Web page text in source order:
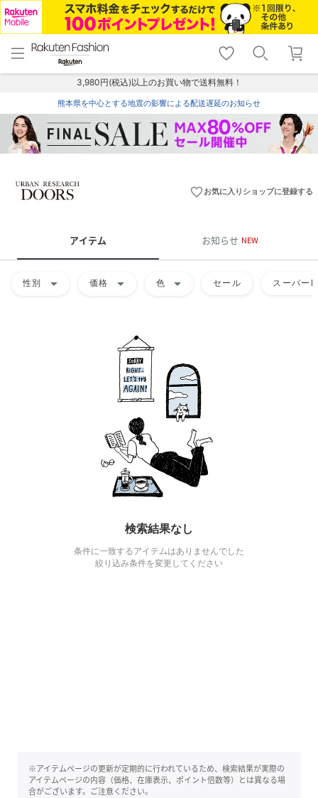
menu home
トップ
shopping_cart lock_outline
ログイン
3,980円(税込)以上のお買い物で送料無料！
熊本県を中心とする地震の影響による配送遅延のお知らせ
favorite_borderお気に入りショップに登録する
アイテム お知らせ NEW
性別 arrow_drop_down 価格 arrow_drop_down 色 arrow_drop_down セール スーパー
検索結果なし
条件に一致するアイテムはありませんでした
絞り込み条件を変更してください
※アイテムページの更新が定期的に行われているため、検索結果が実際の
アイテムページの内容（価格、在庫表示、ポイント倍数等）とは異なる場
合がございます。ご注意ください。